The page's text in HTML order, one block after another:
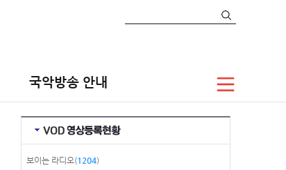
국악방송 안내
보이는 라디오(1204)